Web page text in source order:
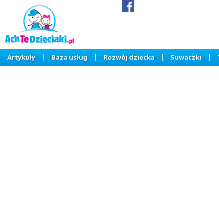
Artykuły Baza usług Rozwój dziecka Suwaczki